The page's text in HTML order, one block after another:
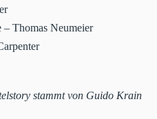
– Thomas Neumeier
stammt von Guido Krain